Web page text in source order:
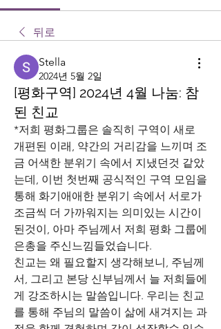
뒤로
Stella
2024년 5월 2일
[평화구역] 2024년 4월 나눔: 참
된 친교
*저희 평화그룹은 솔직히 구역이 새로
개편된 이래, 약간의 거리감을 느끼며 조
금 어색한 분위기 속에서 지냈던것 같았
는데, 이번 첫번째 공식적인 구역 모임을
통해 화기애애한 분위기 속에서 서로가
조금씩 더 가까워지는 의미있는 시간이
된것이, 아마 주님께서 저희 평화 그룹에
은총을 주신느낌들었습니다.
친교는 왜 필요할지 생각해보니, 주님께
서, 그리고 본당 신부님께서 늘 저희들에
게 강조하시는 말씀입니다. 우리는 친교
를 통해 주님의 말씀이 삶에 새겨지는 과